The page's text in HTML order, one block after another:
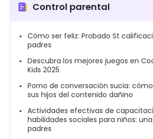
Control parental
Cómo ser feliz: Probado St
padres
Descubra los mejores juegos en
Kids 2025
Porno de conversación sucia:
sus hijos del contenido dañino
Actividades efectivas de
habilidades sociales para niños:
padres